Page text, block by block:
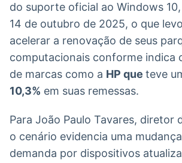
APIs para
integração de
conteúdos e
dados
Ticker
notícias
Broadcast
do suporte oficial ao Windows
14 de outubro de 2025, o que
acelerar a renovação de seus
computacionais conforme indica
de marcas como a HP que teve
10,3% em suas remessas.
Para João Paulo Tavares, diretor
o cenário evidencia uma
demanda por dispositivos